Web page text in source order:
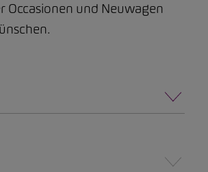
Occasionen und Neuwagen